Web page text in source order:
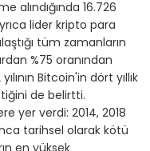
alındığında 16.726
lider kripto para
tüm zamanların
%75 oranından
Bitcoin'in dört yıllık
de belirtti.
yer verdi: 2014, 2018
tarihsel olarak kötü